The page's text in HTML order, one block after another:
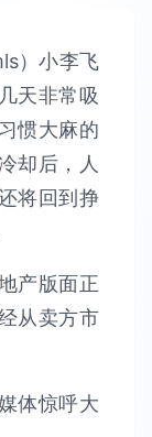
）小李飞
天非常吸
惯大麻的
却后，人
将回到挣
产版面正
从卖方市